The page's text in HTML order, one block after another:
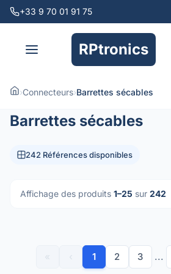
+33 9 70 01 91 75
RPtronics
›Connecteurs›Barrettes sécables
Barrettes sécables
242 Références disponibles
Affichage des produits 1–25 sur 242
1 2 3 ...